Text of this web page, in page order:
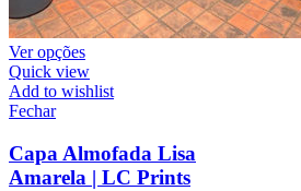
Ver opções
Quick view
Add to wishlist
Fechar
Capa Almofada Lisa
Amarela | LC Prints